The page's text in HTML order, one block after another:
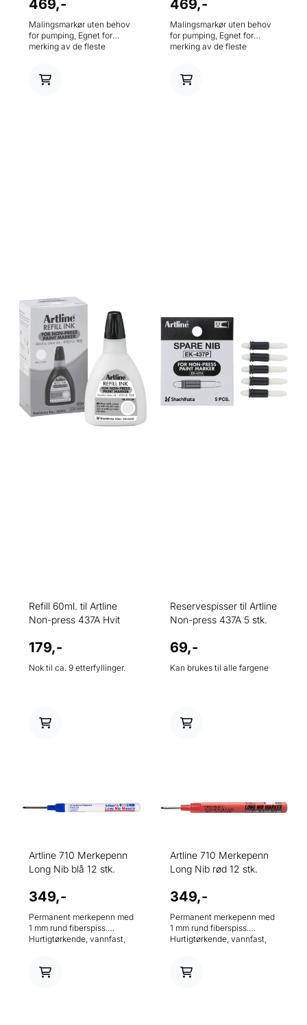
469,-
Malingsmarkør uten behov
for pumping, Egnet for
merking av de fleste
skoler og for
469,-
Malingsmarkør uten behov
for pumping, Egnet for
merking av de fleste
skoler og for
Refill 60ml. til Artline
Non-press 437A Hvit
179,-
Nok til ca. 9 etterfyllinger.
Reservespisser til Artline
Non-press 437A 5 stk.
69,-
Kan brukes til alle fargene
Artline 710 Merkepenn
Long Nib blå 12 stk.
349,-
Permanent merkepenn med
1 mm rund fiberspiss.
Hurtigtørkende, vannfast,
Artline 710 Merkepenn
Long Nib rød 12 stk.
349,-
Permanent merkepenn med
1 mm rund fiberspiss.
Hurtigtørkende, vannfast,